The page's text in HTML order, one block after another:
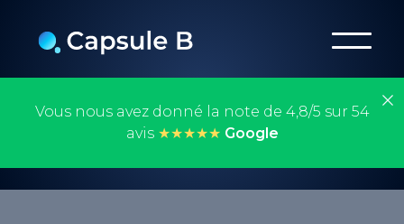
Vous nous avez donné la note de 4,8/5 sur 54
avis ★★★★★ Google